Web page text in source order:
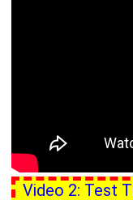
Video 2: Test